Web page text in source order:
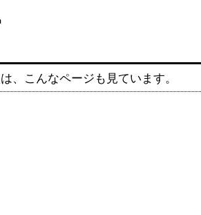
、こんなページも見ています。